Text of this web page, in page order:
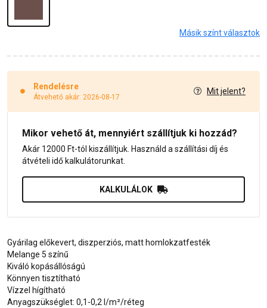
Másik színt választok
Rendelésre
Átvehető akár: 2026-08-17
Mit jelent?
Mikor vehető át, mennyiért szállítjuk ki hozzád?
Akár 12000 Ft-tól kiszállítjuk. Használd a szállítási díj és
átvételi idő kalkulátorunkat.
KALKULÁLOK
Gyárilag előkevert, diszperziós, matt homlokzatfesték
Melange 5 színű
Kiváló kopásállóságú
Könnyen tisztítható
Vízzel hígítható
Anyagszükséglet: 0,1-0,2 l/m²/réteg